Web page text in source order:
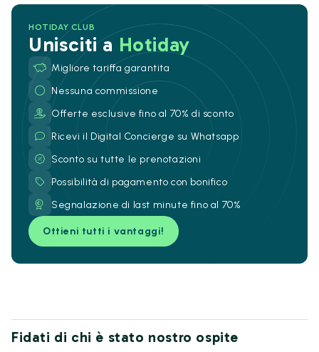
HOTIDAY CLUB
Unisciti a Hotiday
Migliore tariffa garantita
Nessuna commissione
Offerte esclusive fino al 70% di sconto
Ricevi il Digital Concierge su Whatsapp
Sconto su tutte le prenotazioni
Possibilità di pagamento con bonifico
Segnalazione di last minute fino al 70%
Ottieni tutti i vantaggi!
Fidati di chi è stato nostro ospite